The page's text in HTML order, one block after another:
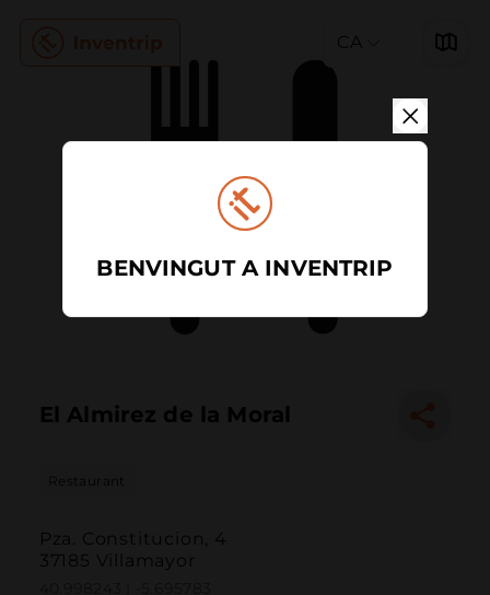
CA
El Almirez de la Moral
Restaurant
Pza. Constitucion, 4
37185 Villamayor
BENVINGUT A INVENTRIP